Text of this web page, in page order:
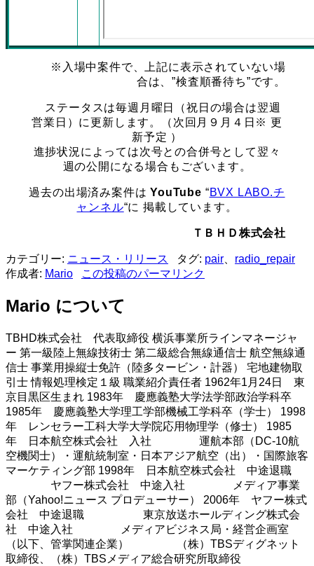
※入場中案件で、上記に表示されていない場
合は、”検査順番待ち”です。
ステータスは毎週月曜日（祝日の場合は翌週
営業日）に更新します。（次回月９月４日※ 更
新予定 ）
進捗状況によっては次号との合併号として翌々
週の公開になる場合もございます。
過去の出場済み案件はYouTube “BVX LABO.チ
ャンネル“に 掲載しています。
ＴＢＨＤ株式会社
カテゴリー: ニュース・リリース タグ: pair
radio_repair
作成者: Mario この投稿のパーマリンク
Mario について
TBHD株式会社 代表取締役 横浜事業所ラインマネージャ
ー 第一級陸上無線技術士 第二級総合無線通信士 航空無線通
信士 事業用操縦士免許（陸多タービン・計器） 宅地建物取
引士 情報処理検定１級 職業紹介責任者 1962年1月24日 東
京目黒区生まれ 1983年 慶應義塾大学法学部政治学科卒
1985年 慶應義塾大学理工学部機械工学科卒（学士） 1998
年 レンセラー工科大学大学院応用物理学（修士） 1985
年 日本航空株式会社 入社 運航本部（DC-10航
空機関士）・運航統制室・日本アジア航空（出）・国際旅客
マーケティング部 1998年 日本航空株式会社 中途退職
ヤフー株式会社 中途入社 メディア事業
部（Yahoo!ニュース プロデューサー） 2006年 ヤフー株式
会社 中途退職 東京放送ホールディング株式会
社 中途入社 メディアビジネス局・経営企画室
（以下、管掌関連企業） （株）TBSディグネット
取締役、（株）TBSメディア総合研究所取締役